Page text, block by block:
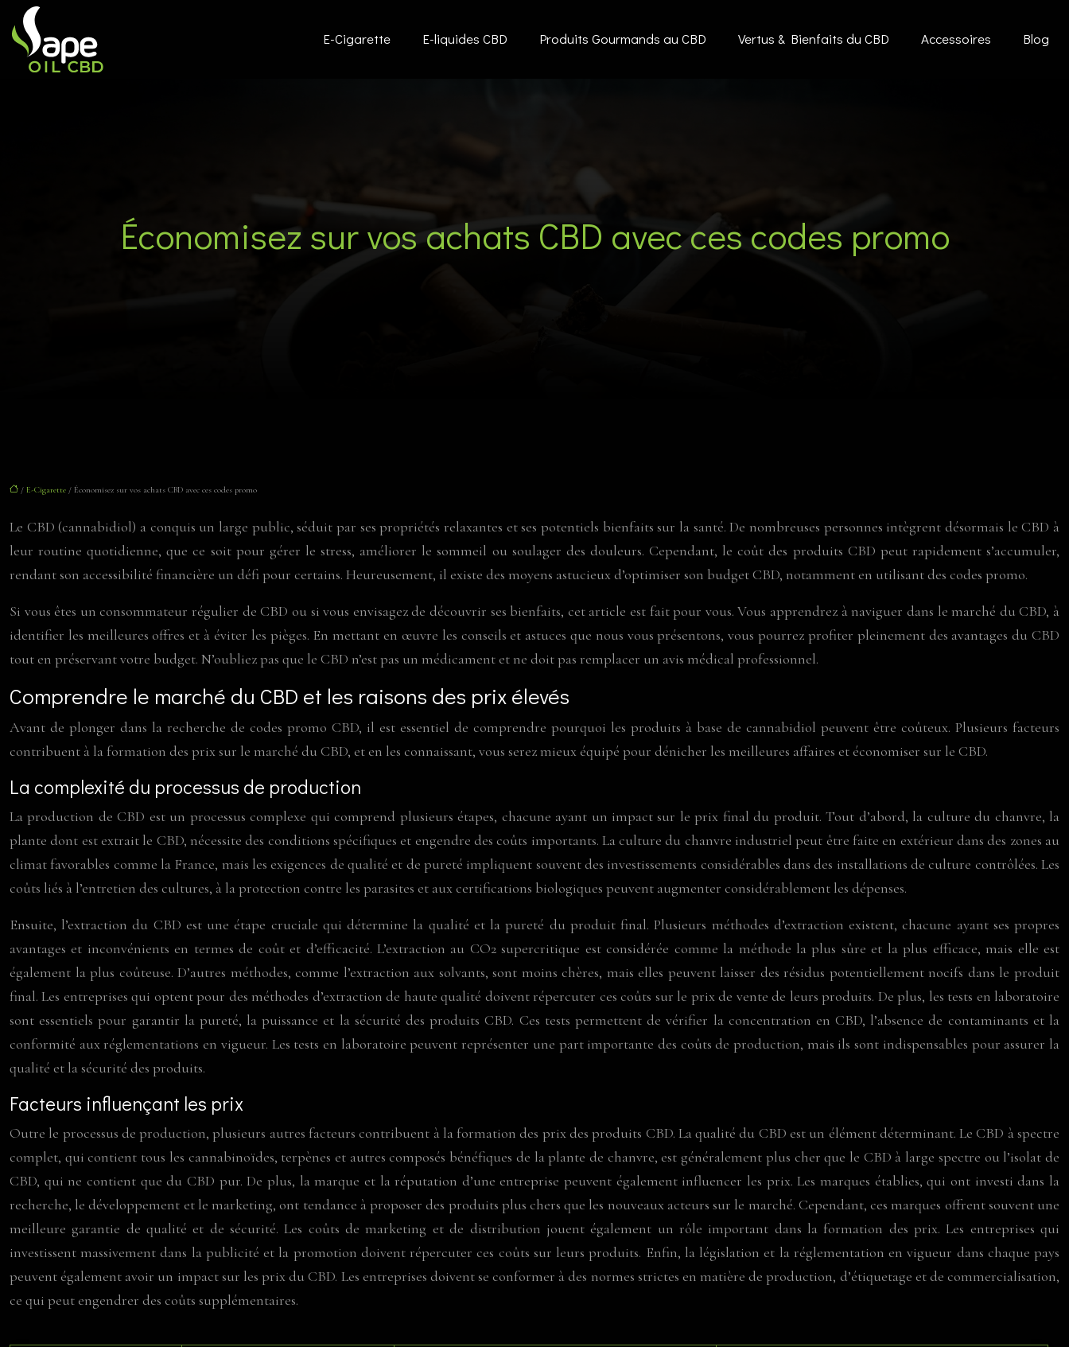
E-Cigarette E-liquides CBD Produits Gourmands au CBD Vertus & Bienfaits du CBD Accessoires Blog
Économisez sur vos achats CBD avec ces codes promo
/ E-Cigarette / Économisez sur vos achats CBD avec ces codes promo
Le CBD (cannabidiol) a conquis un large public, séduit par ses propriétés relaxantes et ses potentiels bienfaits sur la santé. De nombreuses personnes intègrent désormais le CBD à
leur routine quotidienne, que ce soit pour gérer le stress, améliorer le sommeil ou soulager des douleurs. Cependant, le coût des produits CBD peut rapidement s’accumuler,
rendant son accessibilité financière un défi pour certains. Heureusement, il existe des moyens astucieux d’optimiser son budget CBD, notamment en utilisant des codes promo.
Si vous êtes un consommateur régulier de CBD ou si vous envisagez de découvrir ses bienfaits, cet article est fait pour vous. Vous apprendrez à naviguer dans le marché du CBD, à
identifier les meilleures offres et à éviter les pièges. En mettant en œuvre les conseils et astuces que nous vous présentons, vous pourrez profiter pleinement des avantages du CBD
tout en préservant votre budget. N’oubliez pas que le CBD n’est pas un médicament et ne doit pas remplacer un avis médical professionnel.
Comprendre le marché du CBD et les raisons des prix élevés
Avant de plonger dans la recherche de codes promo CBD, il est essentiel de comprendre pourquoi les produits à base de cannabidiol peuvent être coûteux. Plusieurs facteurs
contribuent à la formation des prix sur le marché du CBD, et en les connaissant, vous serez mieux équipé pour dénicher les meilleures affaires et économiser sur le CBD.
La complexité du processus de production
La production de CBD est un processus complexe qui comprend plusieurs étapes, chacune ayant un impact sur le prix final du produit. Tout d’abord, la culture du chanvre, la
plante dont est extrait le CBD, nécessite des conditions spécifiques et engendre des coûts importants. La culture du chanvre industriel peut être faite en extérieur dans des zones au
climat favorables comme la France, mais les exigences de qualité et de pureté impliquent souvent des investissements considérables dans des installations de culture contrôlées. Les
coûts liés à l’entretien des cultures, à la protection contre les parasites et aux certifications biologiques peuvent augmenter considérablement les dépenses.
Ensuite, l’extraction du CBD est une étape cruciale qui détermine la qualité et la pureté du produit final. Plusieurs méthodes d’extraction existent, chacune ayant ses propres
avantages et inconvénients en termes de coût et d’efficacité. L’extraction au CO2 supercritique est considérée comme la méthode la plus sûre et la plus efficace, mais elle est
également la plus coûteuse. D’autres méthodes, comme l’extraction aux solvants, sont moins chères, mais elles peuvent laisser des résidus potentiellement nocifs dans le produit
final. Les entreprises qui optent pour des méthodes d’extraction de haute qualité doivent répercuter ces coûts sur le prix de vente de leurs produits. De plus, les tests en laboratoire
sont essentiels pour garantir la pureté, la puissance et la sécurité des produits CBD. Ces tests permettent de vérifier la concentration en CBD, l’absence de contaminants et la
conformité aux réglementations en vigueur. Les tests en laboratoire peuvent représenter une part importante des coûts de production, mais ils sont indispensables pour assurer la
qualité et la sécurité des produits.
Facteurs influençant les prix
Outre le processus de production, plusieurs autres facteurs contribuent à la formation des prix des produits CBD. La qualité du CBD est un élément déterminant. Le CBD à spectre
complet, qui contient tous les cannabinoïdes, terpènes et autres composés bénéfiques de la plante de chanvre, est généralement plus cher que le CBD à large spectre ou l’isolat de
CBD, qui ne contient que du CBD pur. De plus, la marque et la réputation d’une entreprise peuvent également influencer les prix. Les marques établies, qui ont investi dans la
recherche, le développement et le marketing, ont tendance à proposer des produits plus chers que les nouveaux acteurs sur le marché. Cependant, ces marques offrent souvent une
meilleure garantie de qualité et de sécurité. Les coûts de marketing et de distribution jouent également un rôle important dans la formation des prix. Les entreprises qui
investissent massivement dans la publicité et la promotion doivent répercuter ces coûts sur leurs produits. Enfin, la législation et la réglementation en vigueur dans chaque pays
peuvent également avoir un impact sur les prix du CBD. Les entreprises doivent se conformer à des normes strictes en matière de production, d’étiquetage et de commercialisation,
ce qui peut engendrer des coûts supplémentaires.